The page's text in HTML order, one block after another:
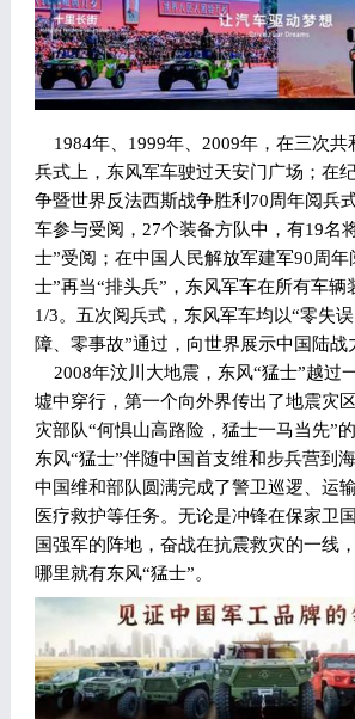
1984年、1999年、2009年，在三次共
兵式上，东风军车驶过天安门广场；在
争暨世界反法西斯战争胜利70周年阅兵
车参与受阅，27个装备方队中，有19名
士”受阅；在中国人民解放军建军90周
士”再当“排头兵”，东风军车在所有车辆
1/3。五次阅兵式，东风军车均以“零失
障、零事故”通过，向世界展示中国陆战
2008年汶川大地震，东风“猛士”越过
墟中穿行，第一个向外界传出了地震灾
灾部队“何惧山高路险，猛士一马当先”
东风“猛士”伴随中国首支维和步兵营到
中国维和部队圆满完成了警卫巡逻、运
医疗救护等任务。无论是冲锋在保家卫
国强军的阵地，奋战在抗震救灾的一线
哪里就有东风“猛士”。